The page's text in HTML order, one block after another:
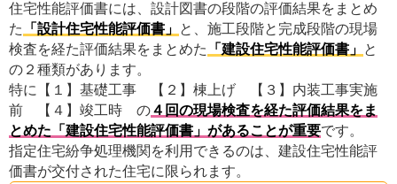
住宅性能評価書には、設計図書の段階の評価結果をまとめ
た
「設計住宅性能評価書」 と、施工段階と完成段階の現場
検査を経た評価結果をまとめた
「建設住宅性能評価書」 と
の２種類があります。
特に【１】基礎工事 【２】棟上げ 【３】内装工事実施
前 【４】竣工時 の４回の現場検査を経た評価結果をま
とめた「建設住宅性能評価書」があることが重要です。
指定住宅紛争処理機関を利用できるのは、建設住宅性能評
価書が交付された住宅に限られます。